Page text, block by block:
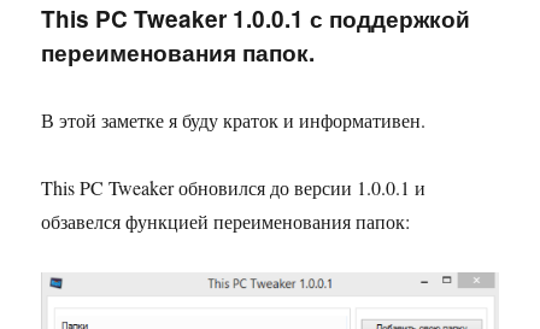
This PC Tweaker 1.0.0.1 с поддержкой
переименования папок.
В этой заметке я буду краток и информативен.
This PC Tweaker обновился до версии 1.0.0.1 и
обзавелся функцией переименования папок: